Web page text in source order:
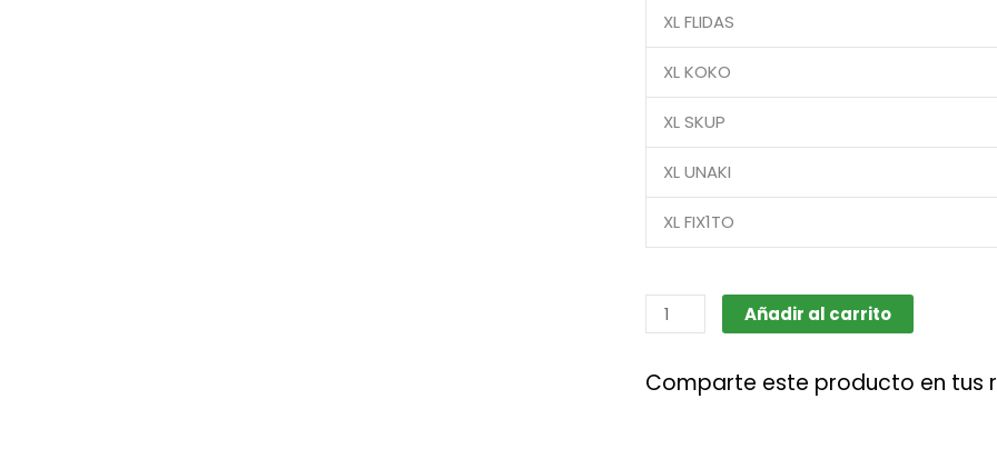
XL FLIDAS
XL KOKO
XL SKUP
XL UNAKI
XL FIX1TO
Cogonauts
cantidad
Añadir al carrito
Comparte este producto en tus